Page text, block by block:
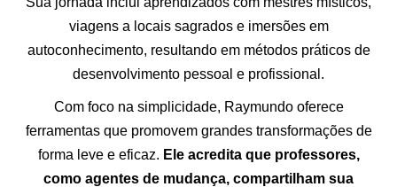
viagens a locais sagrados e imersões em
autoconhecimento, resultando em métodos práticos de
desenvolvimento pessoal e profissional.
Com foco na simplicidade, Raymundo oferece
ferramentas que promovem grandes transformações de
forma leve e eficaz. Ele acredita que professores,
como agentes de mudança, compartilham sua